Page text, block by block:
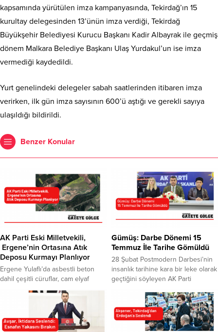
kapsamında yürütülen imza kampanyasında, Tekirdağ’ın 15
kurultay delegesinden 13’ünün imza verdiği, Tekirdağ
Büyükşehir Belediyesi Kurucu Başkanı Kadir Albayrak ile geçmiş
dönem Malkara Belediye Başkanı Ulaş Yurdakul’un ise imza
vermediği kaydedildi.
Yurt genelindeki delegeler sabah saatlerinden itibaren imza
verirken, ilk gün imza sayısının 600’ü aştığı ve gerekli sayıya
ulaşıldığı bildirildi.
Benzer Konular
AK Parti Eski Milletvekili,
Ergene’nin Ortasına Atık
Deposu Kurmayı Planlıyor
Ergene Yulaflı’da asbestli beton
dahil çeşitli cüruflar, cam elyaf
atıkları, termik santral, metal sanayi
gibi ocak ve fırınlarının atıkları gibi
pek çok endüstriyel atıkların kabul
edilmesi öngörülen 3. Sınıf Düzenli
Depolama Tesisi kurulması
Gümüş: Darbe Dönemi 15
Temmuz İle Tarihe Gömüldü
28 Şubat Postmodern Darbesi’nin
insanlık tarihine kara bir leke olarak
geçtiğini söyleyen AK Parti
darbe dönemlerinin 15 Temmuz’da
verilen mücadele ile bir daha
yaşanmamak üzere tarihe
gömüldüğünü kaydetti. 28 Şubat